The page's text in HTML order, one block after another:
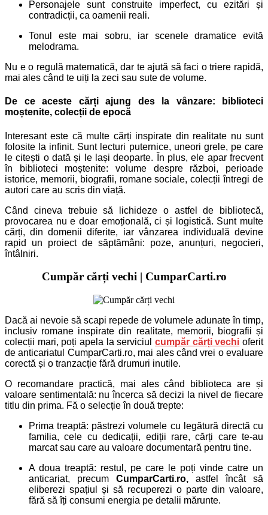
Personajele sunt construite imperfect, cu ezitări și
contradicții, ca oamenii reali.
Tonul este mai sobru, iar scenele dramatice evită
melodrama.
Nu e o regulă matematică, dar te ajută să faci o triere rapidă,
mai ales când te uiți la zeci sau sute de volume.
De ce aceste cărți ajung des la vânzare: biblioteci
moștenite, colecții de epocă
Interesant este că multe cărți inspirate din realitate nu sunt
folosite la infinit. Sunt lecturi puternice, uneori grele, pe care
le citești o dată și le lași deoparte. În plus, ele apar frecvent
în biblioteci moștenite: volume despre război, perioade
istorice, memorii, biografii, romane sociale, colecții întregi de
autori care au scris din viață.
Când cineva trebuie să lichideze o astfel de bibliotecă,
provocarea nu e doar emoțională, ci și logistică. Sunt multe
cărți, din domenii diferite, iar vânzarea individuală devine
rapid un proiect de săptămâni: poze, anunțuri, negocieri,
întâlniri.
Cumpăr cărți vechi | CumparCarti.ro
Dacă ai nevoie să scapi repede de volumele adunate în timp,
inclusiv romane inspirate din realitate, memorii, biografii și
colecții mari, poți apela la serviciul cumpăr cărți vechi oferit
de anticariatul CumparCarti.ro, mai ales când vrei o evaluare
corectă și o tranzacție fără drumuri inutile.
O recomandare practică, mai ales când biblioteca are și
valoare sentimentală: nu încerca să decizi la nivel de fiecare
titlu din prima. Fă o selecție în două trepte:
Prima treaptă: păstrezi volumele cu legătură directă cu
familia, cele cu dedicații, ediții rare, cărți care te-au
marcat sau care au valoare documentară pentru tine.
A doua treaptă: restul, pe care le poți vinde catre un
anticariat, precum CumparCarti.ro, astfel încât să
eliberezi spațiul și să recuperezi o parte din valoare,
fără să îți consumi energia pe detalii mărunte.